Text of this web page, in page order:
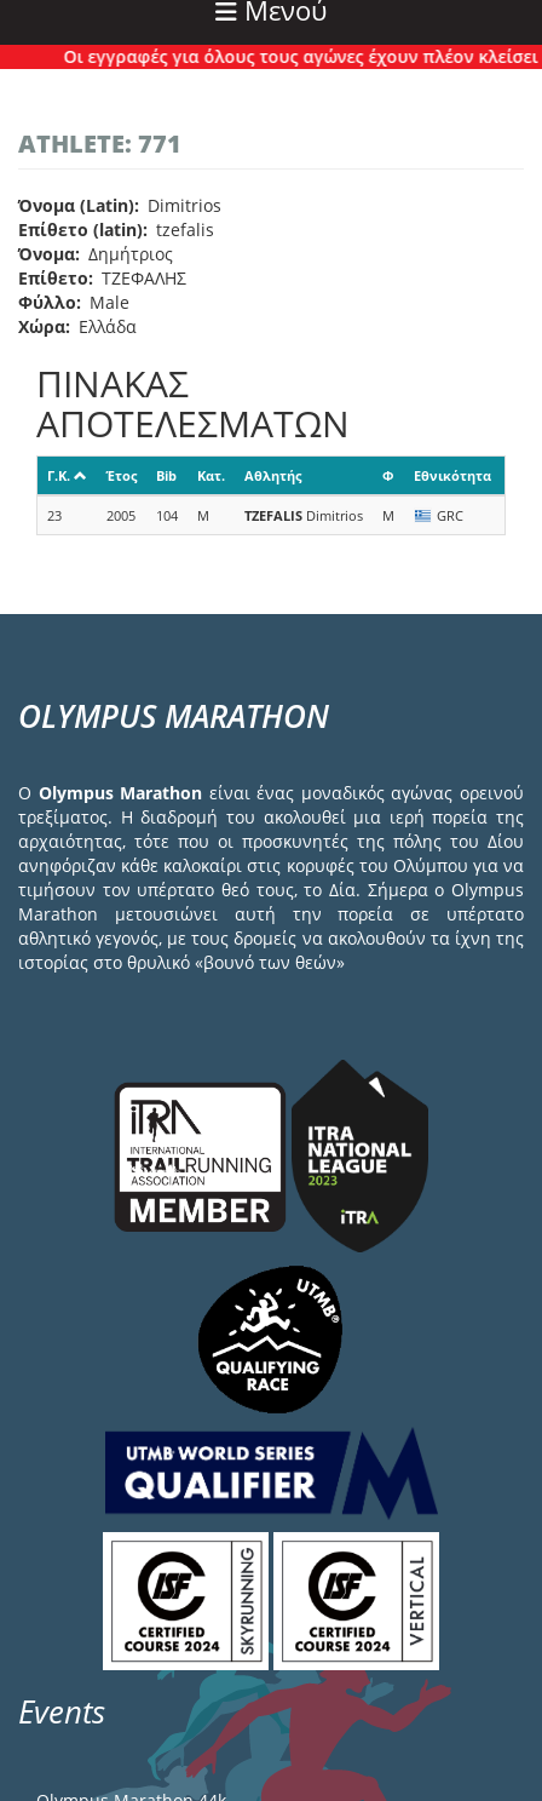
Μενού
Οι εγγραφές για όλους τους αγώνες έχουν πλέον κλείσει
ATHLETE: 771
Όνομα (Latin)
Dimitrios
Επίθετο (latin) tzefalis
Όνομα Δημήτριος
Επίθετο
ΤΖΕΦΑΛΗΣ
Φύλλο
Male
Χώρα
Ελλάδα
ΠΙΝΑΚΑΣ
ΑΠΟΤΕΛΕΣΜΑΤΩΝ
Γ.Κ. Έτος Bib Κατ. Αθλητής Φ Εθνικότητα
23 2005 104 M TZEFALIS Dimitrios M GRC
OLYMPUS MARATHON
Ο Olympus Marathon είναι ένας μοναδικός αγώνας ορεινού
τρεξίματος. Η διαδρομή του ακολουθεί μια ιερή πορεία της
αρχαιότητας, τότε που οι προσκυνητές της πόλης του Δίου
ανηφόριζαν κάθε καλοκαίρι στις κορυφές του Ολύμπου για να
τιμήσουν τον υπέρτατο θεό τους, το Δία. Σήμερα ο Olympus
Marathon μετουσιώνει αυτή την πορεία σε υπέρτατο
αθλητικό γεγονός, με τους δρομείς να ακολουθούν τα ίχνη της
ιστορίας στο θρυλικό «βουνό των θεών»
Events